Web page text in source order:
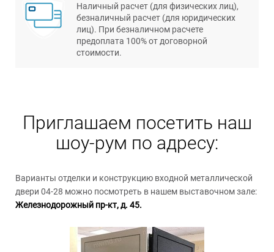
Наличный расчет (для физических лиц),
безналичный расчет (для юридических
лиц). При безналичном расчете
предоплата 100% от договорной
стоимости.
Приглашаем посетить наш
шоу-рум по адресу:
Варианты отделки и конструкцию входной металлической
двери 04-28 можно посмотреть в нашем выставочном зале:
Железнодорожный пр-кт, д. 45.